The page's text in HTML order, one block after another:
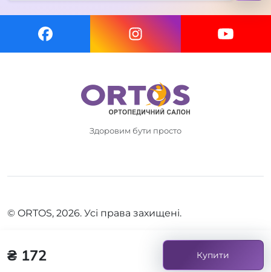
₴ 172 Купити
Здоровим бути просто
© ORTOS, 2026. Усі права захищені.